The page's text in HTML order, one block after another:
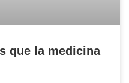
que la medicina